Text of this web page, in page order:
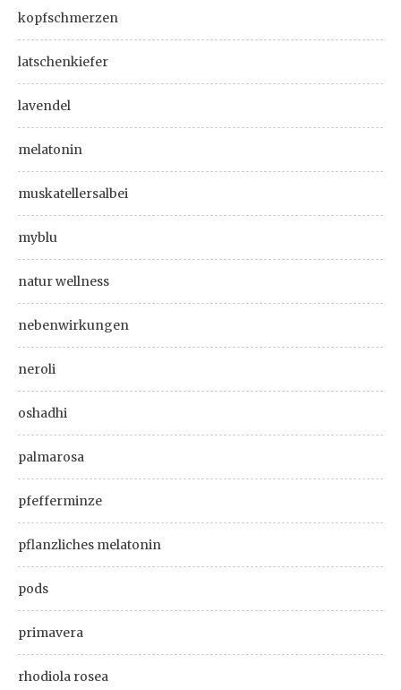
kopfschmerzen
latschenkiefer
lavendel
melatonin
muskatellersalbei
myblu
natur wellness
nebenwirkungen
neroli
oshadhi
palmarosa
pfefferminze
pflanzliches melatonin
pods
primavera
rhodiola rosea